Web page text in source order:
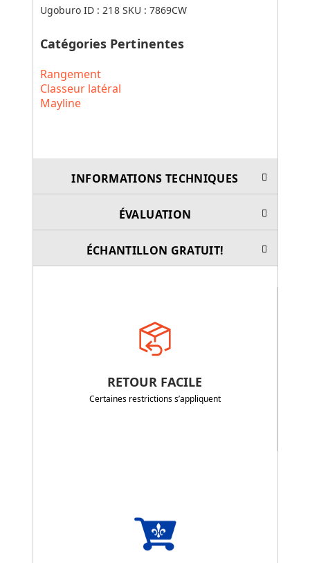
Ugoburo ID : 218 SKU :7869CW
Catégories Pertinentes
Rangement
Classeur latéral
Mayline
INFORMATIONS TECHNIQUES
ÉVALUATION
ÉCHANTILLON GRATUIT!
RETOUR FACILE
Certaines restrictions s’appliquent